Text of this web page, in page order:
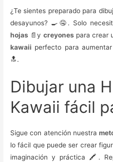
¿Te sientes preparado para
desayunos? 🍳🤤. Solo
hojas 📄y creyones para crear
kawaii perfecto para
🔝.
Dibujar una
Kawaii fácil
Sigue con atención nuestra
lo fácil que puede ser crear
imaginación y práctica 🖍️.